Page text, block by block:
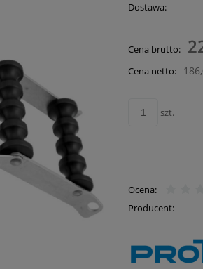
Dostawa:
Cena brutto:
Cena netto:
szt.
Ocena:
Producent: